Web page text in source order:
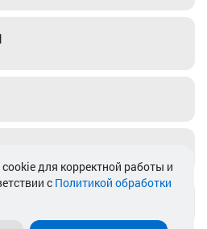
для корректной работы и
с Политикой обработки